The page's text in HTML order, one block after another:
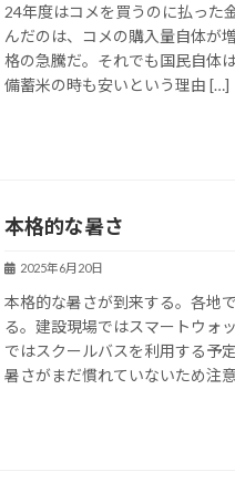
24年度はコメを買うのに払った
んだのは、コメの購入量自体が
格の急騰だ。それでも国民自体
備蓄米の時も安いという理由 […]
本格的な暑さ
2025年6月20日
本格的な暑さが到来する。各地
る。建設現場ではスマートウォ
ではスクールバスを利用する予
暑さがまだ慣れていないため注